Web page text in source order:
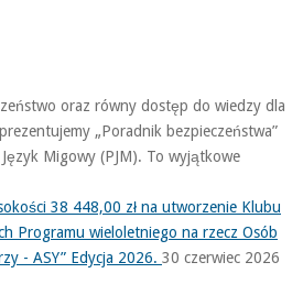
oraz równy dostęp do wiedzy dla
„Poradnik bezpieczeństwa”
Migowy (PJM). To wyjątkowe
38 448,00 zł na utworzenie Klubu
Programu wieloletniego na rzecz Osób
- ASY” Edycja 2026. 30 czerwiec 2026